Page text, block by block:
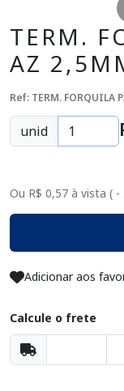
TERM.
AZ
Ref: TERM. FORQUILA
unid
Ou R$ 0,57 à vista ( -
Adicionar aos
Calcule o frete